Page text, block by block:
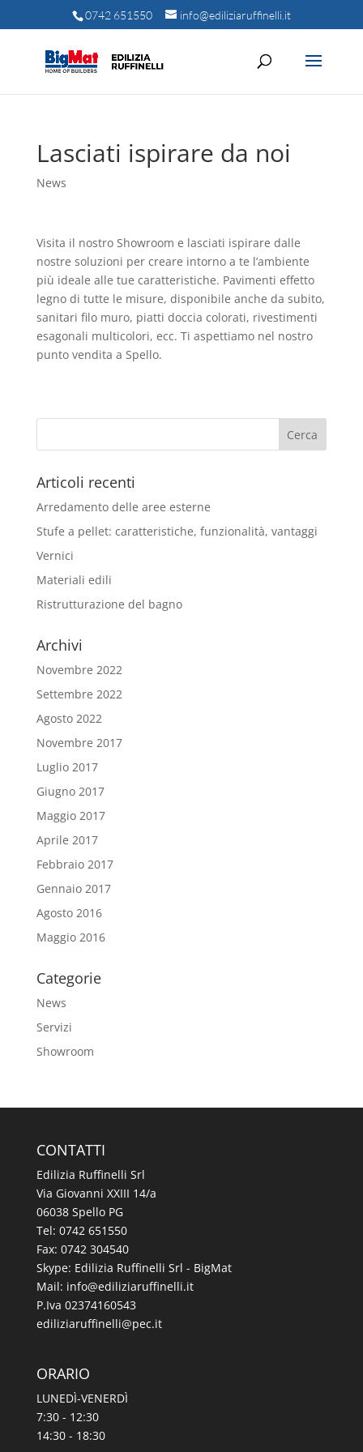
0742 651550 info@ediliziaruffinelli.it
Lasciati ispirare da noi
News
Visita il nostro Showroom e lasciati ispirare dalle
nostre soluzioni per creare intorno a te l’ambiente
più ideale alle tue caratteristiche. Pavimenti effetto
legno di tutte le misure, disponibile anche da subito,
sanitari filo muro, piatti doccia colorati, rivestimenti
esagonali multicolori, ecc. Ti aspettiamo nel nostro
punto vendita a Spello.
Articoli recenti
Arredamento delle aree esterne
Stufe a pellet: caratteristiche, funzionalità, vantaggi
Vernici
Materiali edili
Ristrutturazione del bagno
Archivi
Novembre 2022
Settembre 2022
Agosto 2022
Novembre 2017
Luglio 2017
Giugno 2017
Maggio 2017
Aprile 2017
Febbraio 2017
Gennaio 2017
Agosto 2016
Maggio 2016
Categorie
News
Servizi
Showroom
CONTATTI
Edilizia Ruffinelli Srl
Via Giovanni XXIII 14/a
06038 Spello PG
Tel: 0742 651550
Fax: 0742 304540
Skype: Edilizia Ruffinelli Srl - BigMat
Mail:
ti.illeniffuraizilide
@ofni
P.Iva 02374160543
ti.cep
@illeniffuraizilide
ORARIO
LUNEDÌ-VENERDÌ
7:30 - 12:30
14:30 - 18:30